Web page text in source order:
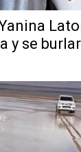
y se